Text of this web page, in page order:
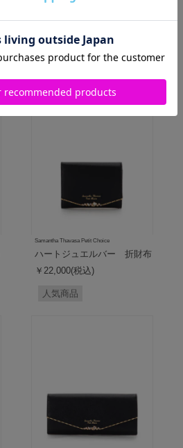
Samantha Thavasa Petit Choice
ハートジュエルバー 折財布
￥22,000(税込)
人気商品